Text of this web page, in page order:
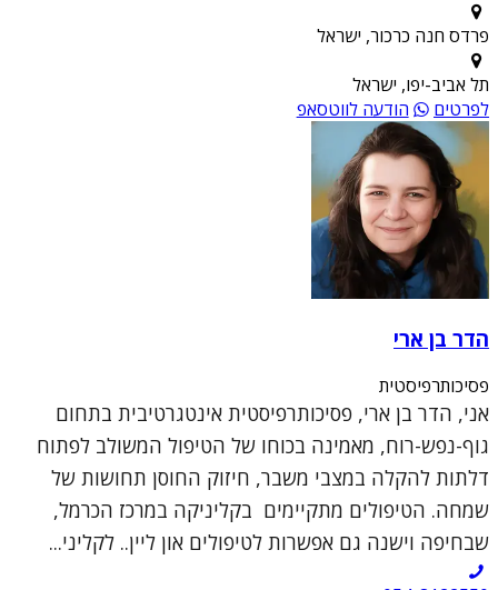
פרדס חנה כרכור, ישראל
תל אביב-יפו, ישראל
לפרטים
הודעה לווטסאפ
הדר בן ארי
פסיכותרפיסטית
אני, הדר בן ארי, פסיכותרפיסטית אינטגרטיבית בתחום
גוף-נפש-רוח, מאמינה בכוחו של הטיפול המשולב לפתוח
דלתות להקלה במצבי משבר, חיזוק החוסן תחושות של
שמחה. הטיפולים מתקיימים בקליניקה במרכז הכרמל,
שבחיפה וישנה גם אפשרות לטיפולים און ליין.. לקליני...